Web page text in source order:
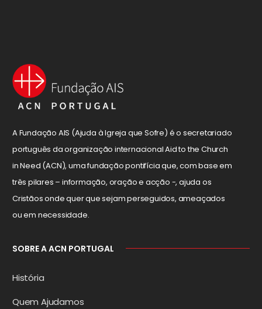
A Fundação AIS (Ajuda à Igreja que Sofre) é o secretariado
português da organização internacional Aid to the Church
in Need (ACN), uma fundação pontifícia que, com base em
três pilares – informação, oração e acção -, ajuda os
Cristãos onde quer que sejam perseguidos, ameaçados
ou em necessidade.
SOBRE A ACN PORTUGAL
História
Quem Ajudamos